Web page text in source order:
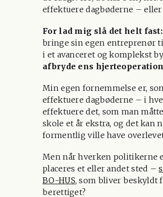
effektuere dagbøderne –
For lad mig slå det helt fast:
bringe sin egen entreprenør
i et avanceret og komplekst
afbryde ens
Min egen fornemmelse er,
effektuere dagbøderne – i
effektuere det, som man
skole et år ekstra, og det kan
formentlig ville have
Men når hverken politikerne
placeres et eller andet sted –
BO-HUS, som bliver beskyldt
berettiget?